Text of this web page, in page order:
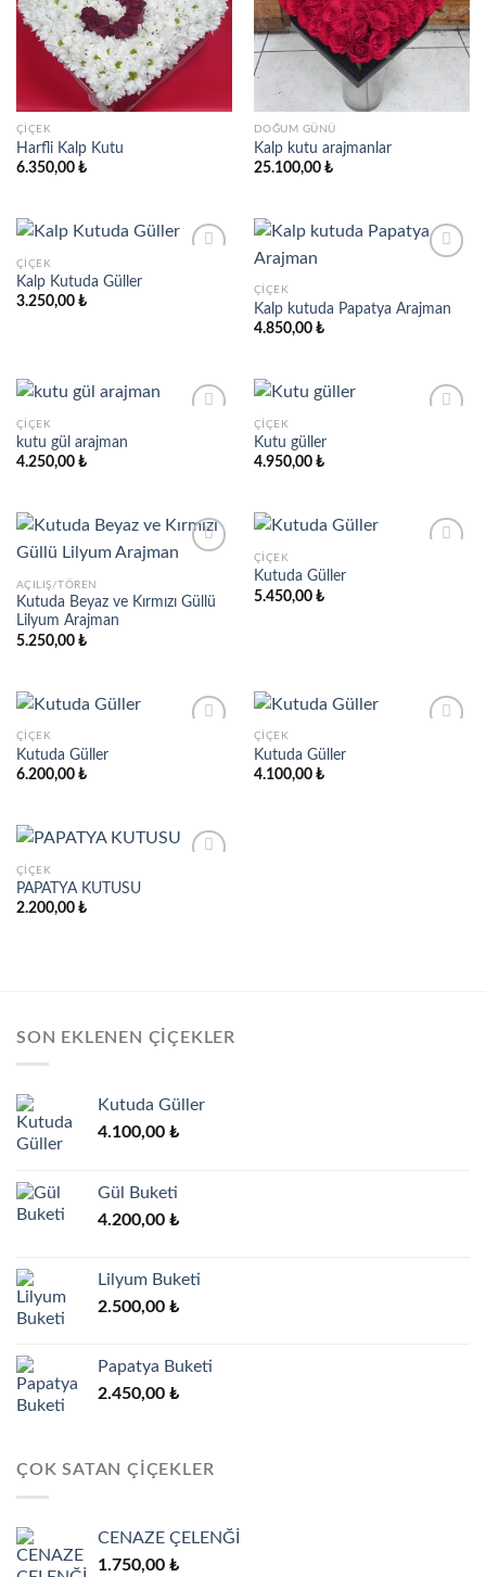
wishlist
ÇIÇEK
Harfli Kalp Kutu
6.350,00 ₺
wishlist
DOĞUM GÜNÜ
Kalp kutu arajmanlar
25.100,00 ₺
ÇIÇEK
Kalp Kutuda Güller
3.250,00 ₺
Add to
ÇIÇEK
Kalp kutuda Papatya Arajman
4.850,00 ₺
ÇIÇEK
kutu gül arajman
4.250,00 ₺
ÇIÇEK
Kutu güller
4.950,00 ₺
Add to
AÇILIŞ/TÖREN
Kutuda Beyaz ve Kırmızı Güllü
Lilyum Arajman
5.250,00 ₺
ÇIÇEK
Kutuda Güller
5.450,00 ₺
ÇIÇEK
Kutuda Güller
6.200,00 ₺
ÇIÇEK
Kutuda Güller
4.100,00 ₺
ÇIÇEK
PAPATYA KUTUSU
2.200,00 ₺
SON EKLENEN ÇIÇEKLER
Kutuda Güller
4.100,00 ₺
Gül Buketi
4.200,00 ₺
Lilyum Buketi
2.500,00 ₺
Papatya Buketi
2.450,00 ₺
ÇOK SATAN ÇIÇEKLER
CENAZE ÇELENĞİ
1.750,00 ₺